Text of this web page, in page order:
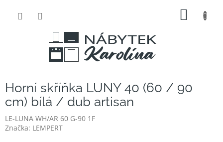
Horní skříňka LUNY 40 (60 / 90
cm) bílá / dub artisan
LE-LUNA WH/AR 60 G-90 1F
Značka: LEMPERT